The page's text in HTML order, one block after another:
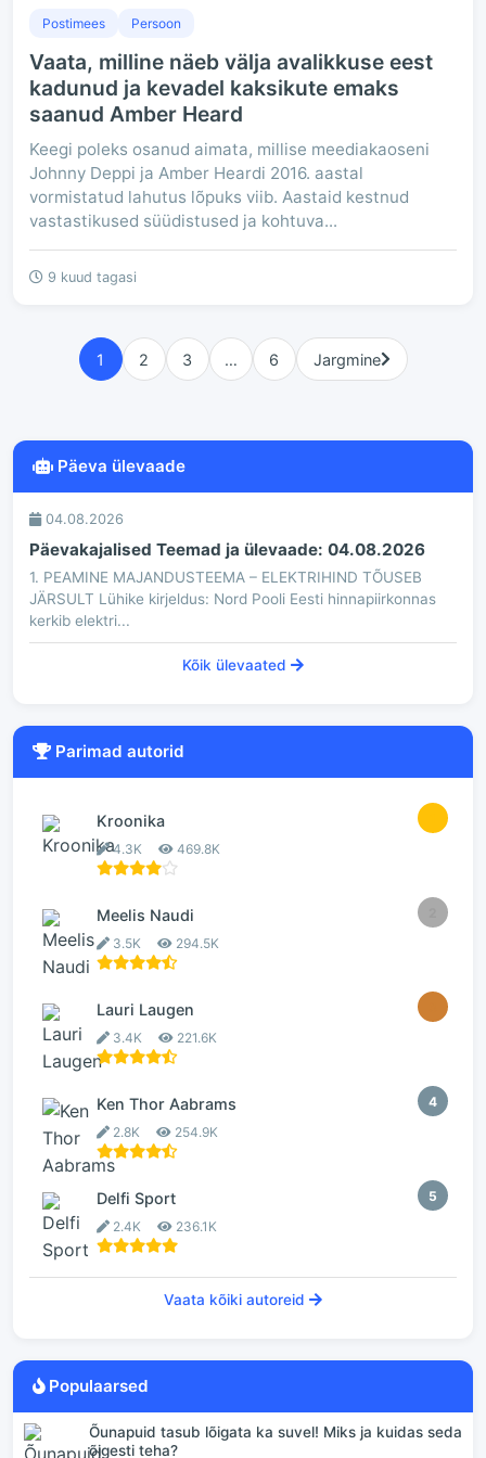
Postimees Persoon
Vaata, milline näeb välja avalikkuse eest
kadunud ja kevadel kaksikute emaks
saanud Amber Heard
Keegi poleks osanud aimata, millise meediakaoseni
Johnny Deppi ja Amber Heardi 2016. aastal
vormistatud lahutus lõpuks viib. Aastaid kestnud
vastastikused süüdistused ja kohtuva...
9 kuud tagasi
1 2 3 … 6 Jargmine
Päeva ülevaade
04.08.2026
Päevakajalised Teemad ja ülevaade: 04.08.2026
1. PEAMINE MAJANDUSTEEMA – ELEKTRIHIND TÕUSEB
JÄRSULT Lühike kirjeldus: Nord Pooli Eesti hinnapiirkonnas
kerkib elektri...
Kõik ülevaated
Parimad autorid
Kroonika
4.3K 469.8K
Meelis Naudi
3.5K 294.5K
Lauri Laugen
3.4K 221.6K
4
Ken Thor Aabrams
2.8K 254.9K
5
Delfi Sport
2.4K 236.1K
Vaata kõiki autoreid
Populaarsed
Õunapuid tasub lõigata ka suvel! Miks ja kuidas seda
õigesti teha?